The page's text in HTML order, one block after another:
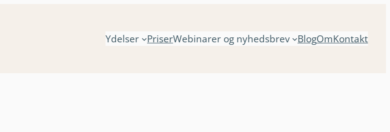
Ydelser PriserWebinarer og nyhedsbrev BlogOmKontakt